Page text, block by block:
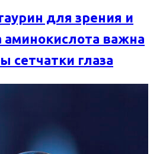
для зрения и
аминокислота важна
сетчатки глаза